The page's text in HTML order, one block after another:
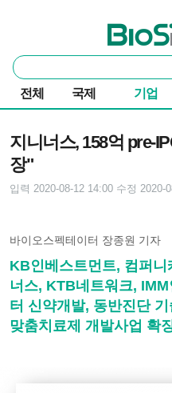
바이오스펙
통
합
검
색
전체 국제 기업
지니너스, 158억 pre-
장"
입력 2020-08-12 14:00 수정 2020-
바이오스펙테이터 장종원 기자
KB인베스트먼트, 컴퍼
너스, KTB네트워크,
터 신약개발, 동반진단
맞춤치료제 개발사업 확